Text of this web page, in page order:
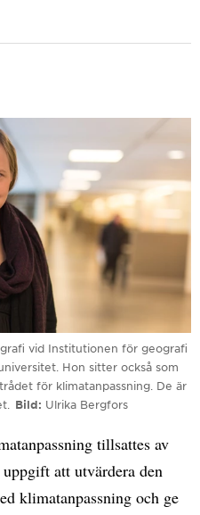
vid Institutionen för geografi
Hon sitter också som
för klimatanpassning. De är
Bild Ulrika Bergfors
tillsattes av
att utvärdera den
klimatanpassning och ge